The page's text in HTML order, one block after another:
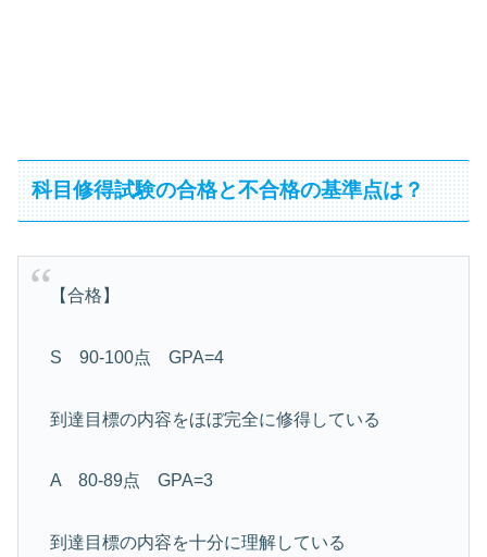
科目修得試験の合格と不合格の基準点は？
【合格】
S 90-100点 GPA=4
到達目標の内容をほぼ完全に修得している
A 80-89点 GPA=3
到達目標の内容を十分に理解している